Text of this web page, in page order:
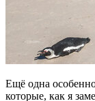
Ещё одна
которые, как я